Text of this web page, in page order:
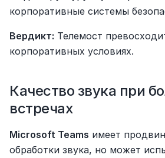
корпоративные системы
Вердикт: Телемост
корпоративных условиях.
Качество звука при
встречах
Microsoft Teams имеет
обработки звука, но может